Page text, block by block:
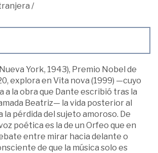
/
York, 1943), Premio Nobel de
explora en Vita nova (1999) —cuyo
a la obra que Dante escribió tras la
Beatriz— la vida posterior al
la pérdida del sujeto amoroso. De
poética es la de un Orfeo que en
entre mirar hacia delante o
de que la música solo es